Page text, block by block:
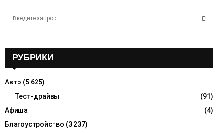
o
R
C
РУБРИКИ
Авто (5 625)
Тест-драйвы
(91)
Афиша
(4)
Благоустройство (3 237)